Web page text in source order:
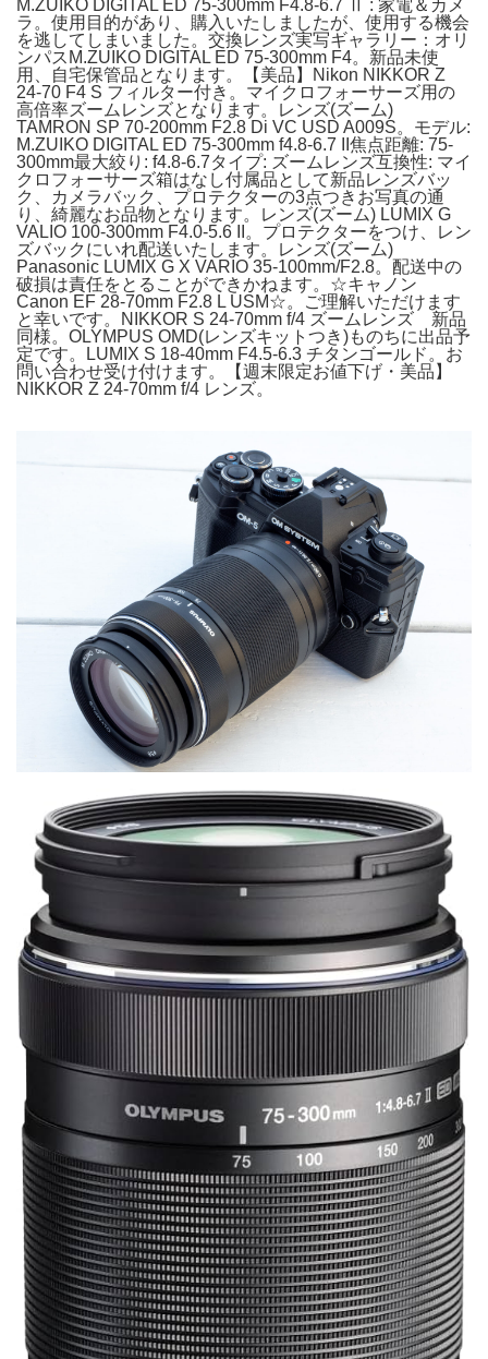
M.ZUIKO DIGITAL ED 75-300mm F4.8-6.7 Ⅱ : 家電＆カメ
ラ。使用目的があり、購入いたしましたが、使用する機会
を逃してしまいました。交換レンズ実写ギャラリー：オリ
ンパスM.ZUIKO DIGITAL ED 75-300mm F4。新品未使
用、自宅保管品となります。【美品】Nikon NIKKOR Z
24-70 F4 S フィルター付き。マイクロフォーサーズ用の
高倍率ズームレンズとなります。レンズ(ズーム)
TAMRON SP 70-200mm F2.8 Di VC USD A009S。モデル:
M.ZUIKO DIGITAL ED 75-300mm f4.8-6.7 II焦点距離: 75-
300mm最大絞り: f4.8-6.7タイプ: ズームレンズ互換性: マイ
クロフォーサーズ箱はなし付属品として新品レンズバッ
ク、カメラバック、プロテクターの3点つきお写真の通
り、綺麗なお品物となります。レンズ(ズーム) LUMIX G
VALIO 100-300mm F4.0-5.6 II。プロテクターをつけ、レン
ズバックにいれ配送いたします。レンズ(ズーム)
Panasonic LUMIX G X VARIO 35-100mm/F2.8。配送中の
破損は責任をとることができかねます。☆キャノン
Canon EF 28-70mm F2.8 L USM☆。ご理解いただけます
と幸いです。NIKKOR S 24-70mm f/4 ズームレンズ 新品
同様。OLYMPUS OMD(レンズキットつき)ものちに出品予
定です。LUMIX S 18-40mm F4.5-6.3 チタンゴールド。お
問い合わせ受け付けます。【週末限定お値下げ・美品】
NIKKOR Z 24-70mm f/4 レンズ。